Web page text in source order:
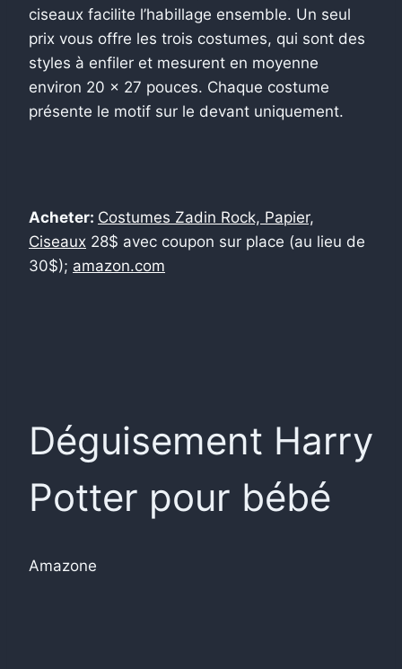
ciseaux facilite l’habillage ensemble. Un seul
prix vous offre les trois costumes, qui sont des
styles à enfiler et mesurent en moyenne
environ 20 x 27 pouces. Chaque costume
présente le motif sur le devant uniquement.
Acheter: Costumes Zadin Rock, Papier,
Ciseaux 28$ avec coupon sur place (au lieu de
30$); amazon.com
Déguisement Harry
Potter pour bébé
Amazone